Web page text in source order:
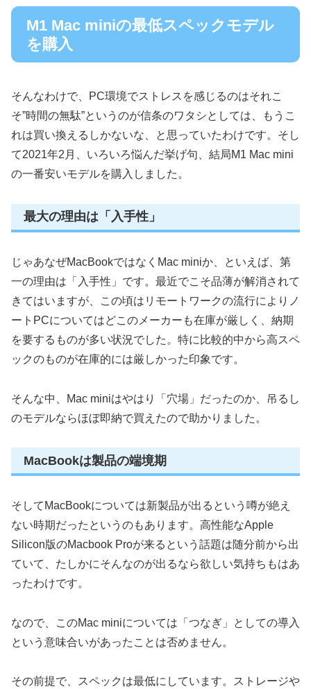
M1 Mac miniの最低スペックモデル
を購入
そんなわけで、PC環境でストレスを感じるのはそれこ
そ”時間の無駄”というのが信条のワタシとしては、もうこ
れは買い換えるしかないな、と思っていたわけです。そし
て2021年2月、いろいろ悩んだ挙げ句、結局M1 Mac mini
の一番安いモデルを購入しました。
最大の理由は「入手性」
じゃあなぜMacBookではなくMac miniか、といえば、第
一の理由は「入手性」です。最近でこそ品薄が解消されて
きてはいますが、この頃はリモートワークの流行によりノ
ートPCについてはどこのメーカーも在庫が厳しく、納期
を要するものが多い状況でした。特に比較的中から高スペ
ックのものが在庫的には厳しかった印象です。
そんな中、Mac miniはやはり「穴場」だったのか、吊るし
のモデルならほぼ即納で買えたので助かりました。
MacBookは製品の端境期
そしてMacBookについては新製品が出るという噂が絶え
ない時期だったというのもあります。高性能なApple
Silicon版のMacbook Proが来るという話題は随分前から出
ていて、たしかにそんなのが出るなら欲しい気持ちもはあ
ったわけです。
なので、このMac miniについては「つなぎ」としての導入
という意味合いがあったことは否めません。
その前提で、スペックは最低にしています。ストレージや